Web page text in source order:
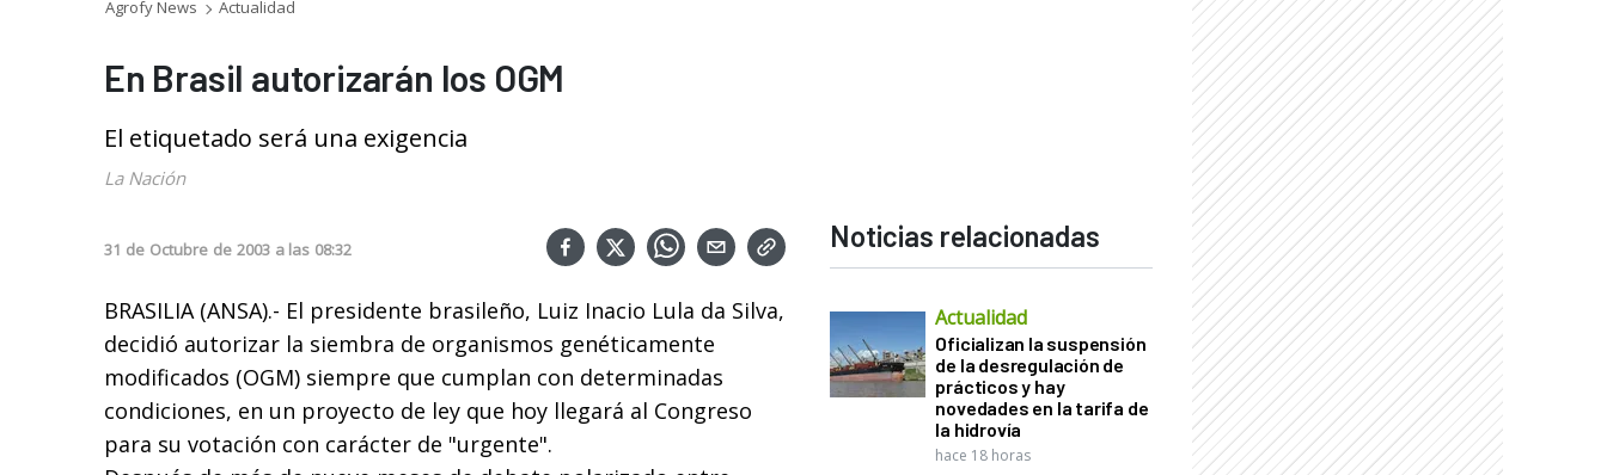
Agrofy News Actualidad
En Brasil autorizarán los OGM
El etiquetado será una exigencia
La Nación
31 de Octubre de 2003 a las 08:32
BRASILIA (ANSA).- El presidente brasileño, Luiz Inacio Lula da Silva,
decidió autorizar la siembra de organismos genéticamente
modificados (OGM) siempre que cumplan con determinadas
condiciones, en un proyecto de ley que hoy llegará al Congreso
para su votación con carácter de "urgente".
Noticias relacionadas
Actualidad
Oficializan la suspensión
de la desregulación de
prácticos y hay
novedades en la tarifa de
la hidrovía
hace 18 horas